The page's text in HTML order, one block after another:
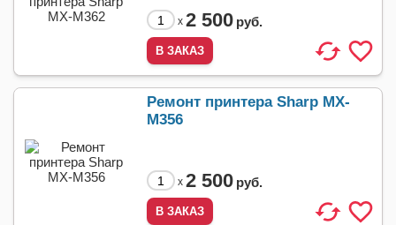
x 2 500 руб.
Ремонт принтера Sharp MX-
M356
x 2 500 руб.